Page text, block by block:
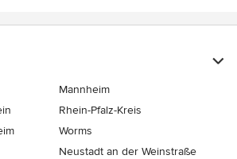
Mannheim
Rhein-Pfalz-Kreis
Worms
Neustadt an der Weinstraße